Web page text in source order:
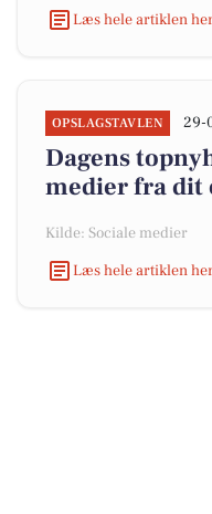
Læs hele artiklen
OPSLAGSTAVLEN 29-
Dagens
medier fra dit
Kilde: Sociale medier
Læs hele artiklen